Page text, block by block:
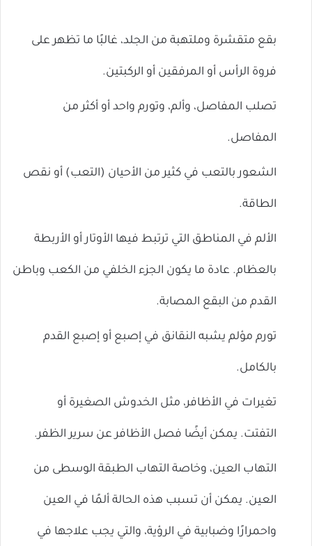
بقع متقشرة وملتهبة من الجلد، غالبًا ما تظهر على
فروة الرأس أو المرفقين أو الركبتين.
تصلب المفاصل، وألم، وتورم واحد أو أكثر من
المفاصل.
الشعور بالتعب في كثير من الأحيان (التعب) أو نقص
الطاقة.
الألم في المناطق التي ترتبط فيها الأوتار أو الأربطة
بالعظام. عادة ما يكون الجزء الخلفي من الكعب وباطن
القدم من البقع المصابة.
تورم مؤلم يشبه النقانق في إصبع أو إصبع القدم
بالكامل.
تغيرات في الأظافر، مثل الخدوش الصغيرة أو
التفتت. يمكن أيضًا فصل الأظافر عن سرير الظفر.
التهاب العين، وخاصة التهاب الطبقة الوسطى من
العين. يمكن أن تسبب هذه الحالة ألمًا في العين
واحمرارًا وضبابية في الرؤية، والتي يجب علاجها في